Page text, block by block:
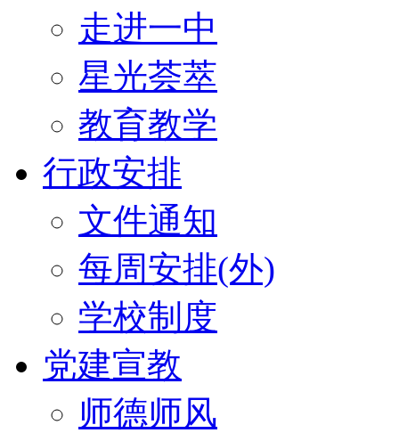
走进一中
星光荟萃
教育教学
行政安排
文件通知
每周安排(外)
学校制度
党建宣教
师德师风